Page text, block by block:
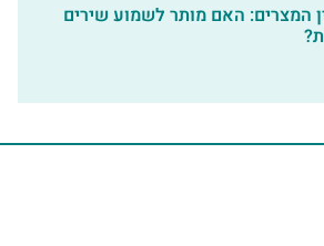
המצרים: האם מותר לשמוע שירים